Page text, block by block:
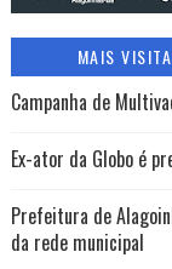
MAIS
Campanha de
Ex-ator da Globo é
Prefeitura de
da rede municipal